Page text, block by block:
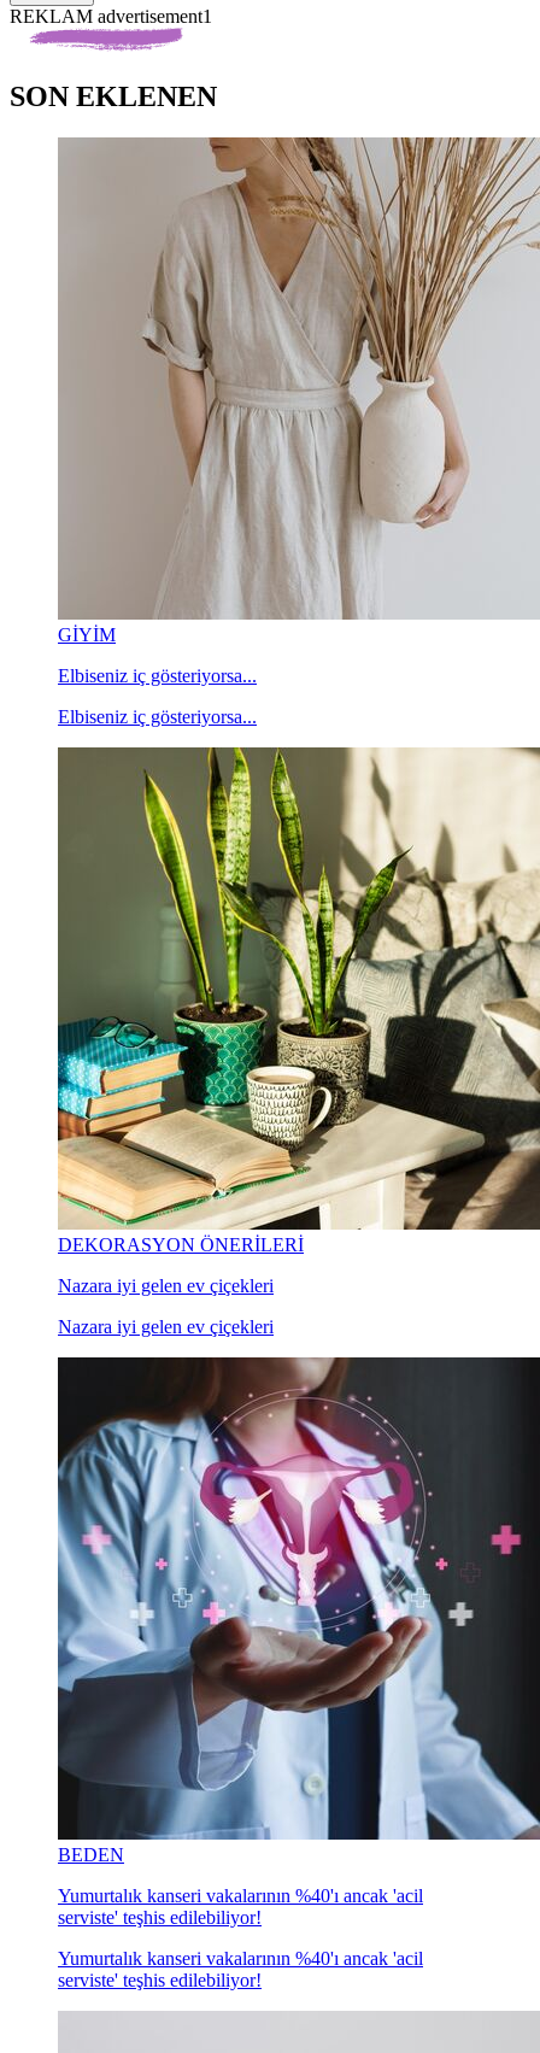
REKLAM advertisement1
SON EKLENEN
GİYİM
Elbiseniz iç gösteriyorsa...
Elbiseniz iç gösteriyorsa...
DEKORASYON ÖNERİLERİ
Nazara iyi gelen ev çiçekleri
Nazara iyi gelen ev çiçekleri
BEDEN
Yumurtalık kanseri vakalarının %40'ı ancak 'acil
serviste' teşhis edilebiliyor!
Yumurtalık kanseri vakalarının %40'ı ancak 'acil
serviste' teşhis edilebiliyor!